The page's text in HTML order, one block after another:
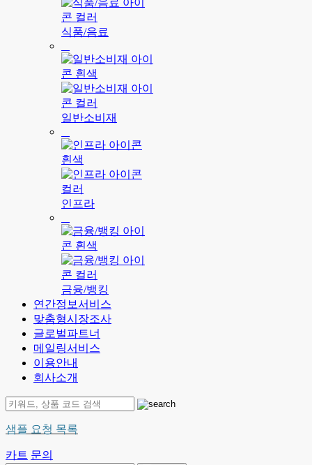
식품/음료
일반소비재
인프라
금융/뱅킹
연간정보서비스
맞춤형시장조사
글로벌파트너
메일링서비스
이용안내
회사소개
샘플 요청 목록
카트 문의